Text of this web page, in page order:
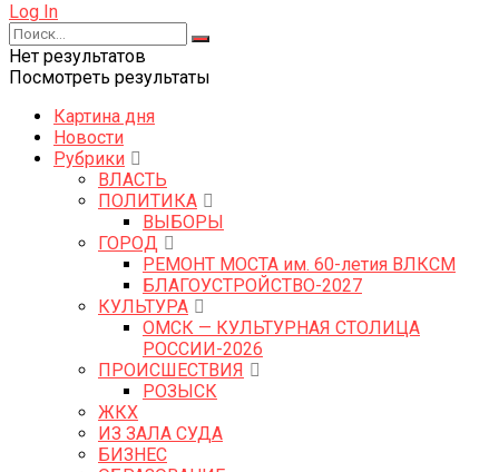
Log In
Нет результатов
Посмотреть результаты
Картина дня
Новости
Рубрики
ВЛАСТЬ
ПОЛИТИКА
ВЫБОРЫ
ГОРОД
РЕМОНТ МОСТА им. 60-летия ВЛКСМ
БЛАГОУСТРОЙСТВО-2027
КУЛЬТУРА
ОМСК — КУЛЬТУРНАЯ СТОЛИЦА
РОССИИ-2026
ПРОИСШЕСТВИЯ
РОЗЫСК
ЖКХ
ИЗ ЗАЛА СУДА
БИЗНЕС